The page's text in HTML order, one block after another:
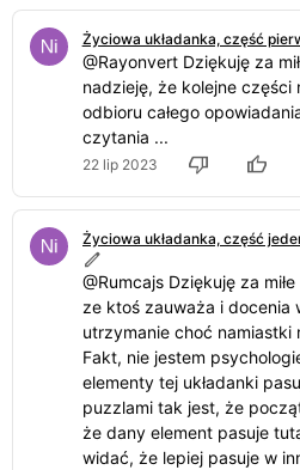
Życiowa układanka, część
@Rayonvert Dziękuję za
nadzieję, że kolejne części
odbioru całego
czytania ...
22 lip 2023
Życiowa układanka, część
@Rumcajs Dziękuję za
ze ktoś zauważa i docenia
utrzymanie choć namiastki
Fakt, nie jestem
elementy tej układanki
puzzlami tak jest, że
że dany element pasuje
widać, że lepiej pasuje w